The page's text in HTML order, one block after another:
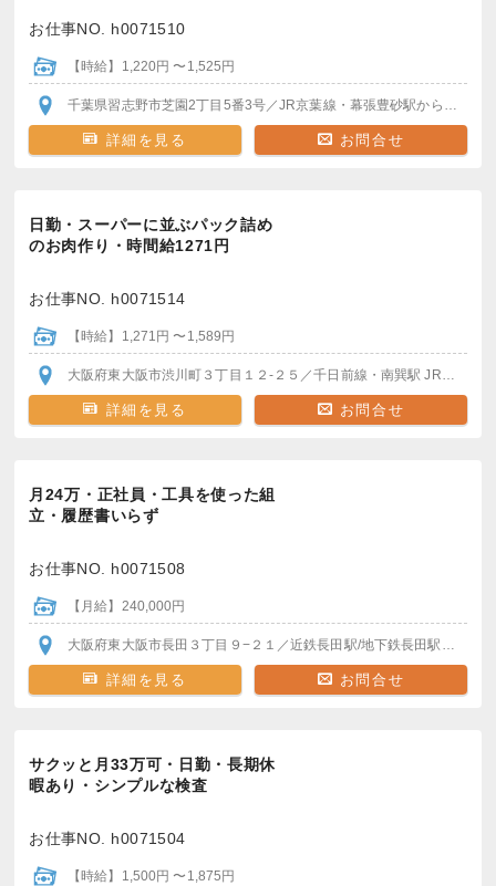
お仕事NO. h0071510
【時給】1,220円 〜1,525円
千葉県習志野市芝園2丁目5番3号／JR京葉線・幕張豊砂駅から徒歩7～8分
詳細を見る お問合せ
日勤・スーパーに並ぶパック詰め
のお肉作り・時間給1271円
お仕事NO. h0071514
【時給】1,271円 〜1,589円
大阪府東大阪市渋川町３丁目１２-２５ ／千日前線・南巽駅 JRおおさか東線・長瀬駅
詳細を見る お問合せ
月24万・正社員・工具を使った組
立・履歴書いらず
お仕事NO. h0071508
【月給】240,000円
大阪府東大阪市長田３丁目９−２１ ／近鉄長田駅/地下鉄長田駅 から徒
詳細を見る お問合せ
サクッと月33万可・日勤・長期休
暇あり・シンプルな検査
お仕事NO. h0071504
【時給】1,500円 〜1,875円